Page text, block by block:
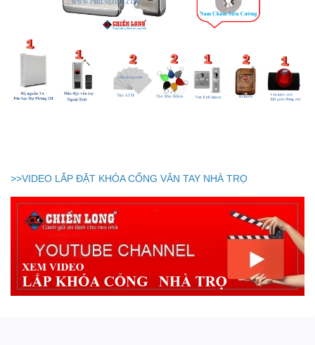
>>VIDEO LẮP ĐẶT KHÓA CỔNG VÂN TAY NHÀ TRỌ